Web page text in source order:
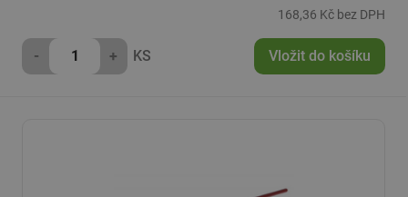
168,36 Kč bez DPH
- + KS Vložit do košíku